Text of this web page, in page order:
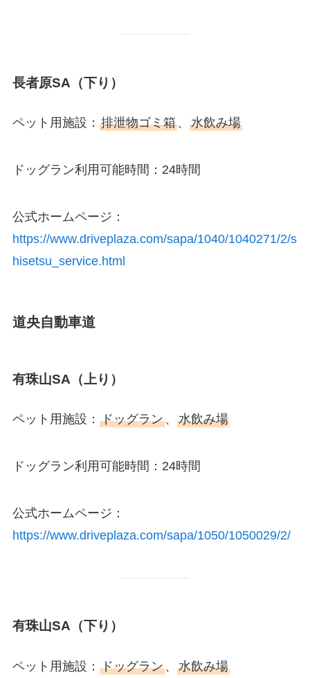
長者原SA（下り）
ペット用施設： 排泄物ゴミ箱、 水飲み場
ドッグラン利用可能時間：24時間
公式ホームページ：
https://www.driveplaza.com/sapa/1040/1040271/2/s
hisetsu_service.html
道央自動車道
有珠山SA（上り）
ペット用施設： ドッグラン、 水飲み場
ドッグラン利用可能時間：24時間
公式ホームページ：
https://www.driveplaza.com/sapa/1050/1050029/2/
有珠山SA（下り）
ペット用施設： ドッグラン、 水飲み場